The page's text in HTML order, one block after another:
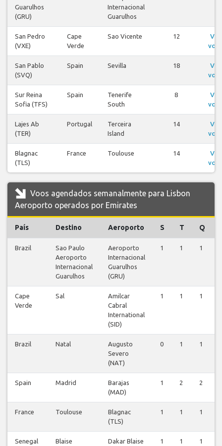
Guarulhos
(GRU)
Internacional
Guarulhos
San Pedro
(VXE)
Cape
Verde
Sao Vicente 12
Ver
voos
San Pablo
(SVQ)
Spain Sevilla 18
Ver
voos
Sur Reina
Sofia (TFS)
Spain
Tenerife
South
8
Ver
voos
Lajes Ab
(TER)
Portugal
Terceira
Island
14
Ver
voos
Blagnac
(TLS)
France Toulouse 14
Ver
voos
Voos agendados semanalmente para Lisbon
Aeroporto operados por Emirates
País Destino Aeroporto S T Q
Brazil
Sao Paulo
Aeroporto
Internacional
Guarulhos
Aeroporto
Internacional
Guarulhos
(GRU)
1 1 1
Cape
Verde
Sal
Amilcar
Cabral
International
(SID)
1 1 1
Brazil Natal
Augusto
Severo
(NAT)
0 1 1
Spain Madrid
Barajas
(MAD)
1 2 2
France Toulouse
Blagnac
(TLS)
1 1 1
Senegal
Blaise
Dakar Blaise
1 1 1